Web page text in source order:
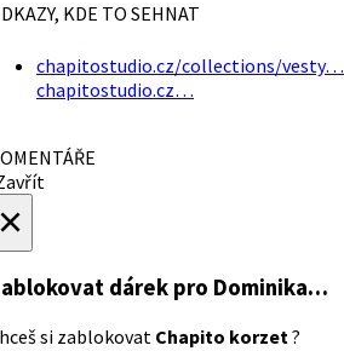
KDE TO SEHNAT
chapitostudio.cz/collections/vesty…
chapitostudio.cz…
dárek pro Dominika…
si zablokovat Chapito korzet?